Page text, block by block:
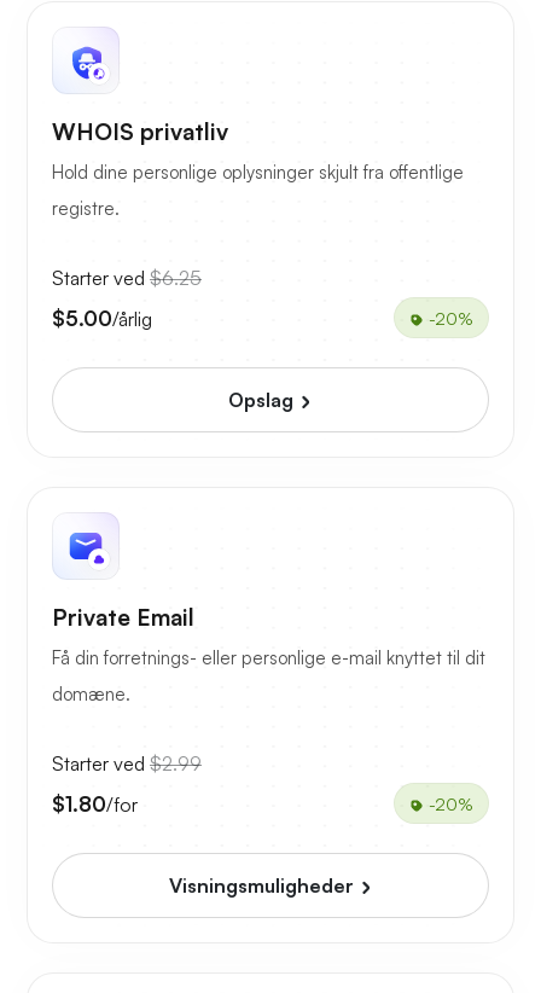
WHOIS privatliv
Hold dine personlige oplysninger skjult fra offentlige
registre.
Starter ved $6.25
$5.00/årlig -20%
Opslag
Private Email
Få din forretnings- eller personlige e-mail knyttet til dit
domæne.
Starter ved $2.99
$1.80/for -20%
Visningsmuligheder